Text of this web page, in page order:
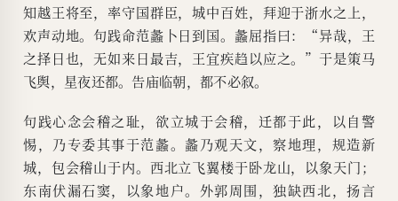
知越王将至，率守国群臣，城中百姓，拜迎于浙水之上，
欢声动地。句践命范蠡卜日到国。蠡屈指曰：“异哉，王
之择日也，无如来日最吉，王宜疾趋以应之。”于是策马
飞舆，星夜还都。告庙临朝，都不必叙。
句践心念会稽之耻，欲立城于会稽，迁都于此，以自警
惕，乃专委其事于范蠡。蠡乃观天文，察地理，规造新
城，包会稽山于内。西北立飞翼楼于卧龙山，以象天门；
东南伏漏石窦，以象地户。外郭周围，独缺西北，扬言